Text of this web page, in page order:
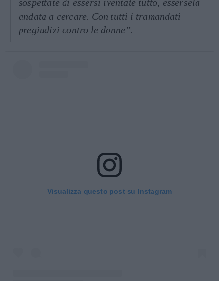
sospettate di essersi iventate tutto, essersela
andata a cercare. Con tutti i tramandati
pregiudizi contro le donne”.
Visualizza questo post su Instagram